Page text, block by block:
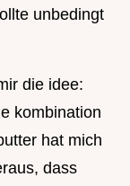
unbedingt
die idee:
kombination
hat mich
dass